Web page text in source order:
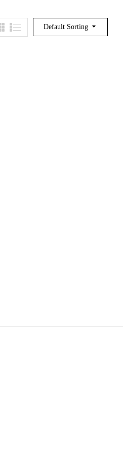
Default Sorting